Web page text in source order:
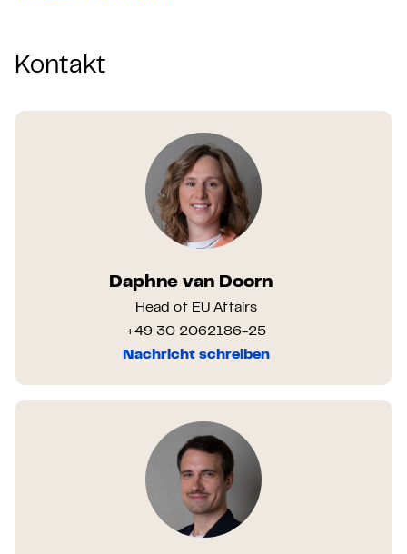
Kontakt
Daphne van Doorn
Head of EU Affairs
+49 30 2062186-25
Nachricht schreiben